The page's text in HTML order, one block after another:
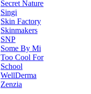
Secret Nature
Singi
Skin Factory
Skinmakers
SNP
Some By Mi
Too Cool For
School
WellDerma
Zenzia